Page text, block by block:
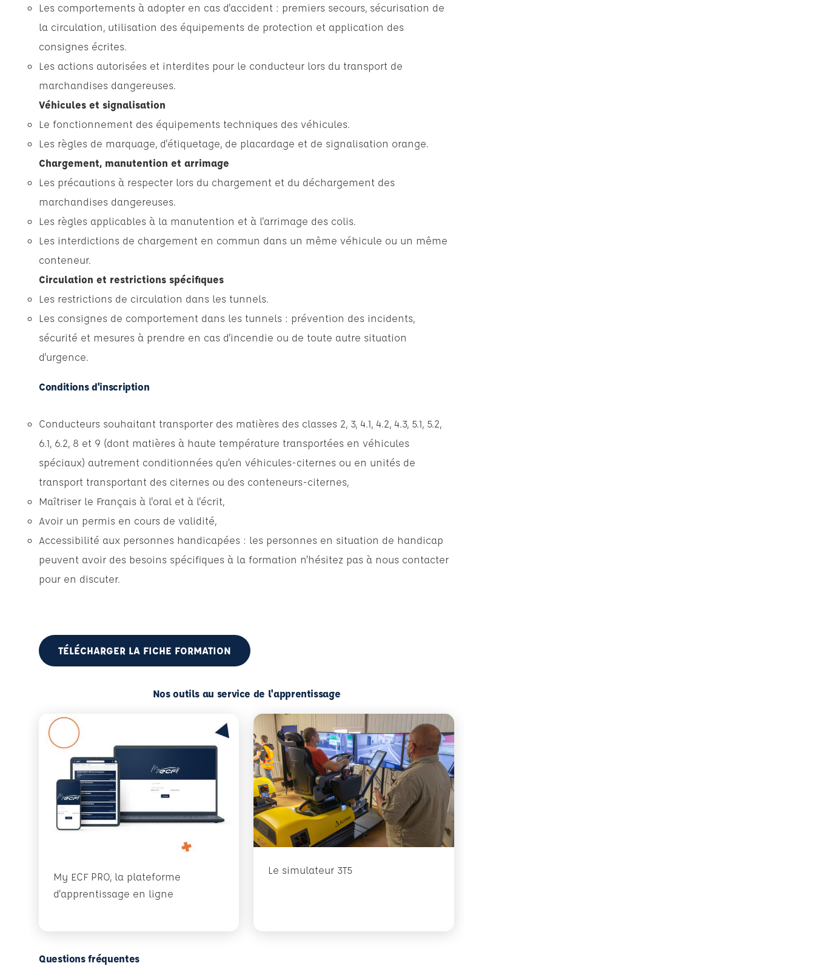
Les comportements à adopter en cas d'accident : premiers secours, sécurisation de
la circulation, utilisation des équipements de protection et application des
consignes écrites.
Les actions autorisées et interdites pour le conducteur lors du transport de
marchandises dangereuses.
Véhicules et signalisation
Le fonctionnement des équipements techniques des véhicules.
Les règles de marquage, d'étiquetage, de placardage et de signalisation orange.
Chargement, manutention et arrimage
Les précautions à respecter lors du chargement et du déchargement des
marchandises dangereuses.
Les règles applicables à la manutention et à l'arrimage des colis.
Les interdictions de chargement en commun dans un même véhicule ou un même
conteneur.
Circulation et restrictions spécifiques
Les restrictions de circulation dans les tunnels.
Les consignes de comportement dans les tunnels : prévention des incidents,
sécurité et mesures à prendre en cas d'incendie ou de toute autre situation
d'urgence.
Conditions d'inscription
Conducteurs souhaitant transporter des matières des classes 2, 3, 4.1, 4.2, 4.3, 5.1, 5.2,
6.1, 6.2, 8 et 9 (dont matières à haute température transportées en véhicules
spéciaux) autrement conditionnées qu’en véhicules-citernes ou en unités de
transport transportant des citernes ou des conteneurs-citernes,
Maîtriser le Français à l'oral et à l'écrit,
Avoir un permis en cours de validité,
Accessibilité aux personnes handicapées : les personnes en situation de handicap
peuvent avoir des besoins spécifiques à la formation n’hésitez pas à nous contacter
pour en discuter.
TÉLÉCHARGER LA FICHE FORMATION
Nos outils au service de l'apprentissage
My ECF PRO, la plateforme
d'apprentissage en ligne
Le simulateur 3T5
Questions fréquentes